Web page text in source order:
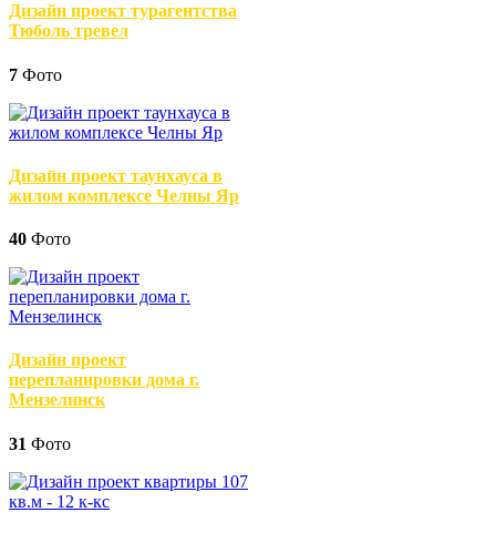
Дизайн проект турагентства
Тюболь тревел
7 Фото
Дизайн проект таунхауса в
жилом комплексе Челны Яр
40 Фото
Дизайн проект
перепланировки дома г.
Мензелинск
31 Фото